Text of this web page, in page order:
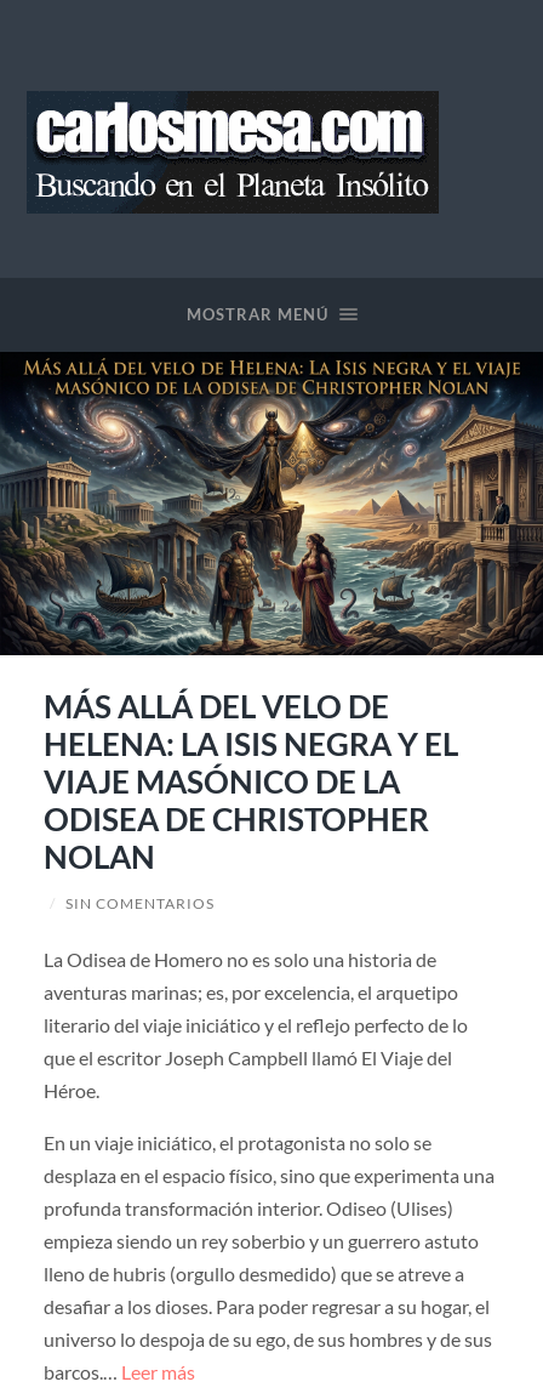
MOSTRAR MENÚ
MÁS ALLÁ DEL VELO DE
HELENA: LA ISIS NEGRA Y EL
VIAJE MASÓNICO DE LA
ODISEA DE CHRISTOPHER
NOLAN
/ SIN COMENTARIOS
La Odisea de Homero no es solo una historia de
aventuras marinas; es, por excelencia, el arquetipo
literario del viaje iniciático y el reflejo perfecto de lo
que el escritor Joseph Campbell llamó El Viaje del
Héroe.
En un viaje iniciático, el protagonista no solo se
desplaza en el espacio físico, sino que experimenta una
profunda transformación interior. Odiseo (Ulises)
empieza siendo un rey soberbio y un guerrero astuto
lleno de hubris (orgullo desmedido) que se atreve a
desafiar a los dioses. Para poder regresar a su hogar, el
universo lo despoja de su ego, de sus hombres y de sus
barcos.… Leer más